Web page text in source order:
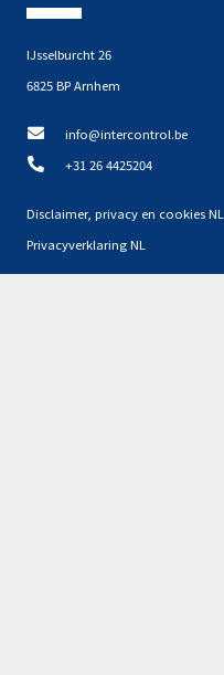
IJsselburcht 26
6825 BP Arnhem
info@intercontrol.be
+31 26 4425204
Disclaimer, privacy en cookies NL
Privacyverklaring NL